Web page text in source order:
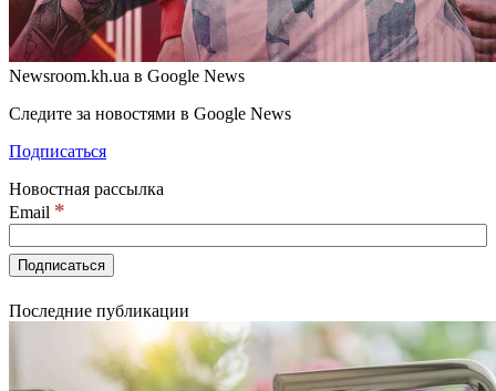
Newsroom.kh.ua в Google News
Следите за новостями в Google News
Подписаться
Новостная рассылка
Email *
Последние публикации